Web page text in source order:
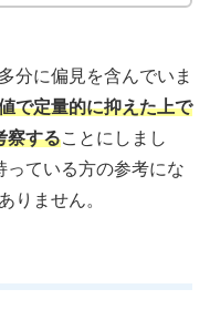
分に偏見を含んでいま
で定量的に抑えた上で
察することにしまし
っている方の参考にな
りません。